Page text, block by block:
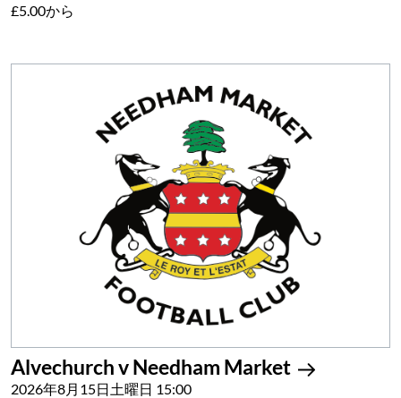
£5.00から
Alvechurch v Needham Market
2026年8月15日土曜日 15:00